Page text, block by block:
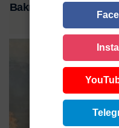
Bakıda yanğın baş verib